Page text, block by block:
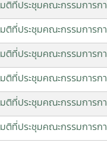
มติที่ประชุมคณะกรรมการก
มติที่ประชุมคณะกรรมการก
มติที่ประชุมคณะกรรมการก
มติที่ประชุมคณะกรรมการก
มติที่ประชุมคณะกรรมการก
มติที่ประชุมคณะกรรมการก